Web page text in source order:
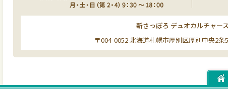
新さっぽろ デュオカルチャー
〒004-0052 北海道札幌市厚別区厚別中央2